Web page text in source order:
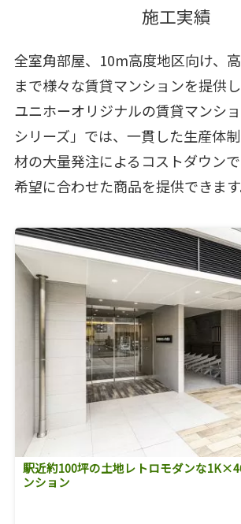
施工実績
全室角部屋、10m高度地区向け、
まで様々な賃貸マンションを提供し
ユニホーオリジナルの賃貸マンシ
シリーズ」では、一貫した生産体
材の大量発注によるコストダウン
希望に合わせた商品を提供できます
駅近約100坪の土地レトロモダンな
ンション